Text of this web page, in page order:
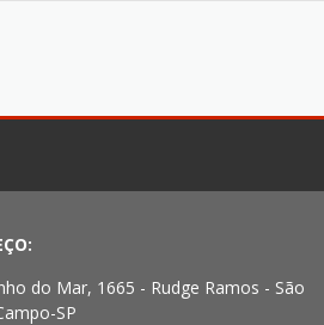
do Mar, 1665 - Rudge Ramos - São
SP